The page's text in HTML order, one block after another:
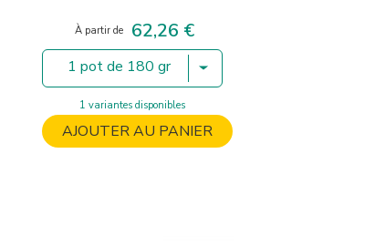
gr
À partir de Prix
62,26 €
1 pot de 180 gr
1 variantes disponibles
AJOUTER AU PANIER